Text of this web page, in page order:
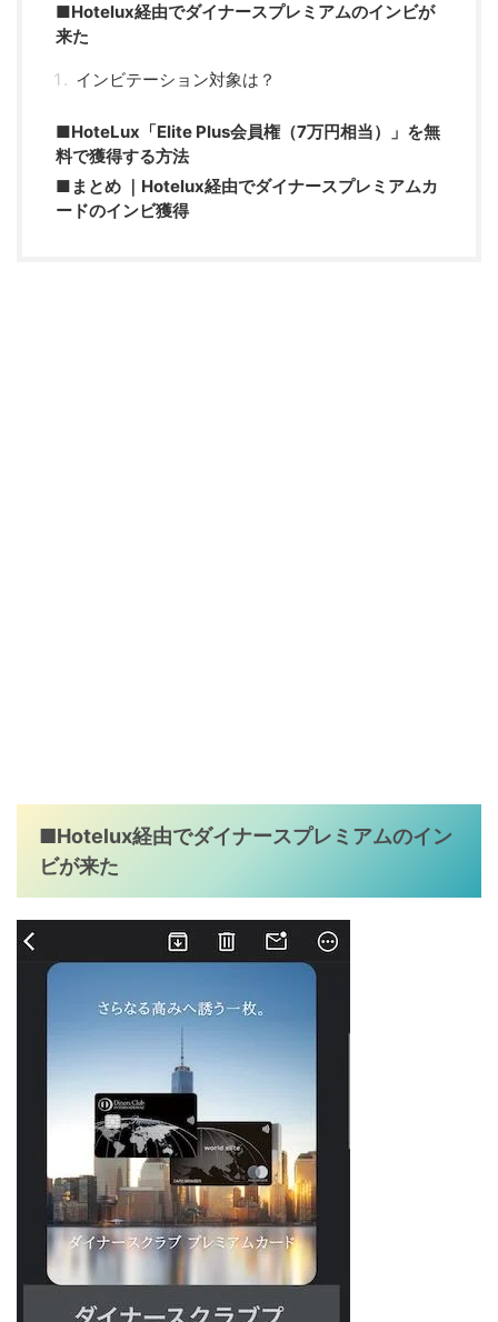
■Hotelux経由でダイナースプレミアムのインビが
来た
インビテーション対象は？
■HoteLux「Elite Plus会員権（7万円相当）」を無
料で獲得する方法
■まとめ ｜Hotelux経由でダイナースプレミアムカ
ードのインビ獲得
■Hotelux経由でダイナースプレミアムのイン
ビが来た